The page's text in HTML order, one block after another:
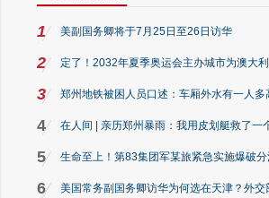
1 美副国务卿将于7月25日至26日访华
2 定了！2032年夏季奥运会主办城市为澳大
3 郑州地铁被困人员口述：车厢外水有一人多
4 在人间 | 亲历郑州暴雨：我用皮划艇救了一
5 生命至上！第83集团军某旅紧急实施爆破
6 美国常务副国务卿访华为何选在天津？外交